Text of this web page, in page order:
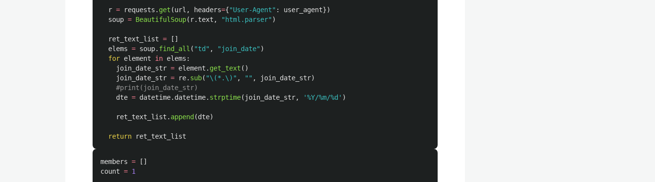
r = requests . get (url , headers={"User-Agent" : user_agent})
soup = BeautifulSoup( r. text , " html.parser" )
ret_text_list =
[]
elems = soup. find_all ( "td " , " join_date" )
for element in elems :
join_date_str = element . get_text ()
join_date_str = re. sub( "\(*.\) " , "" , join_date_str)
dte = datetime. datetime. strptime( join_date_str, '%Y/%m/%d ' )
ret_text_list . append (dte)
return ret_text_list
members =
[]
count = 1